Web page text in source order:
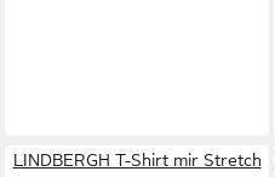
LINDBERGH T-Shirt mir Stretch